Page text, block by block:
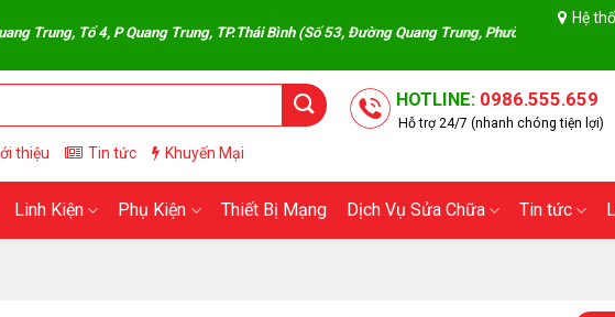
4, P Quang Trung, TP.Thái Bình (Số 53, Đường Quang Trung, Phường Trần Hưng Đạo, Tỉnh
Hệ
HOTLINE:0986.555.659
Hỗ trợ 24/7 (nhanh chóng tiện lợi)
thiệu Tin tức Khuyến Mại
Linh Kiện Phụ Kiện Thiết Bị Mạng Dịch Vụ Sửa Chữa Tin tức